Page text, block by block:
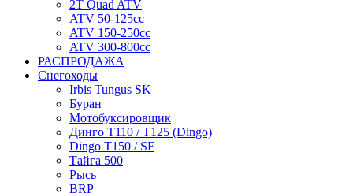
2T Quad ATV
ATV 50-125cc
ATV 150-250cc
ATV 300-800cc
РАСПРОДАЖА
Снегоходы
Irbis Tungus SK
Буран
Мотобуксировщик
Динго T110 / T125 (Dingo)
Dingo T150 / SF
Тайга 500
Рысь
BRP